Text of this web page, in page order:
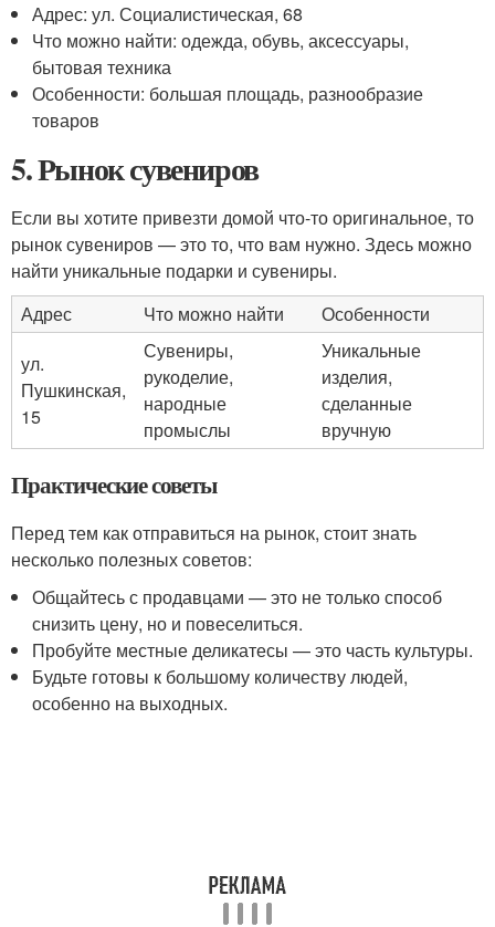
Адрес: ул. Социалистическая, 68
Что можно найти: одежда, обувь, аксессуары,
бытовая техника
Особенности: большая площадь, разнообразие
товаров
5. Рынок сувениров
Если вы хотите привезти домой что-то оригинальное, то
рынок сувениров — это то, что вам нужно. Здесь можно
найти уникальные подарки и сувениры.
Адрес
Что можно найти
Особенности
ул.
Пушкинская,
15
Сувениры,
рукоделие,
народные
промыслы
Уникальные
изделия,
сделанные
вручную
Практические советы
Перед тем как отправиться на рынок, стоит знать
несколько полезных советов:
Общайтесь с продавцами — это не только способ
снизить цену, но и повеселиться.
Пробуйте местные деликатесы — это часть культуры.
Будьте готовы к большому количеству людей,
особенно на выходных.